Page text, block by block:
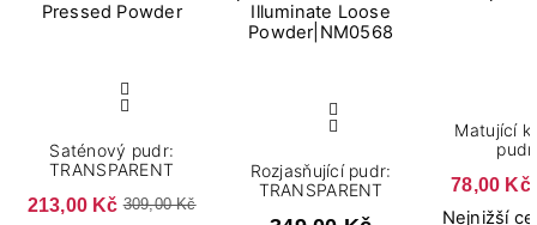
Saténový pudr:
TRANSPARENT
213,00 Kč 309,00 Kč
Rozjasňující pudr:
TRANSPARENT
Matující
78,00 Kč
Nejnižší